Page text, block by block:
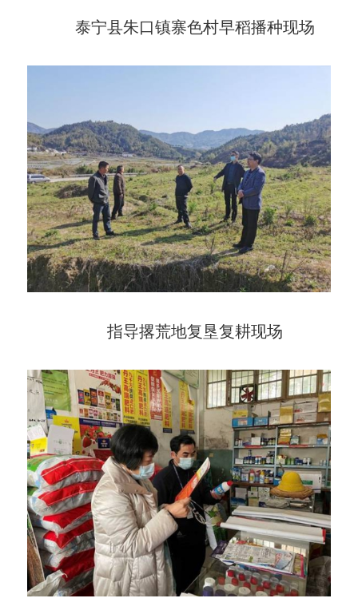
泰宁县朱口镇寨色村早稻播种现场
指导撂荒地复垦复耕现场